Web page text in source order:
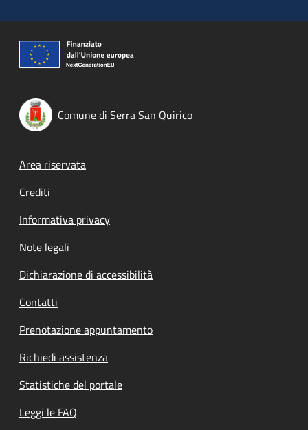
Comune di Serra San Quirico
Footer menu
Area riservata
Crediti
Informativa privacy
Note legali
Dichiarazione di accessibilità
Contatti
Prenotazione appuntamento
Richiedi assistenza
Statistiche del portale
Leggi le FAQ